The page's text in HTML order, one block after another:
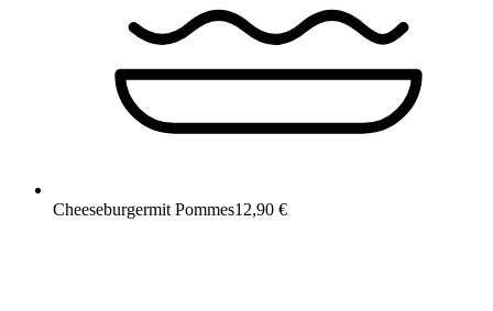
Cheeseburgermit Pommes12,90 €